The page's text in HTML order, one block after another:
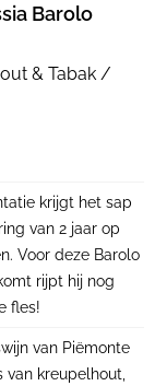
Barolo
& Tabak /
krijgt het sap
van 2 jaar op
Voor deze Barolo
rijpt hij nog
fles!
van Piëmonte
kreupelhout,